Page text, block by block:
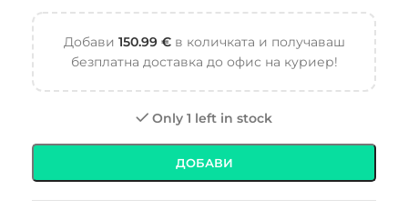
Добави 150.99 €в количката и получаваш
безплатна доставка до офис на куриер!
Only 1 left in stock
ДОБАВИ